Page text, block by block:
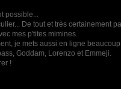
possible...
De tout et très certainement
mes p'tites mimines.
je mets aussi en ligne
Goddam, Lorenzo et Emmeji.
!